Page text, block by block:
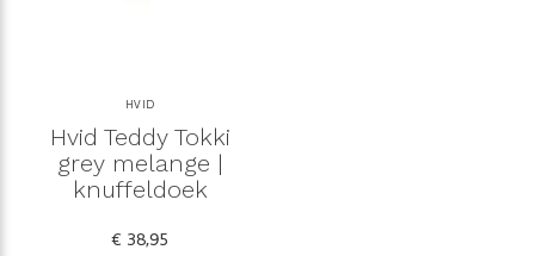
HVID
Hvid Teddy Tokki
grey melange |
knuffeldoek
€ 38,95